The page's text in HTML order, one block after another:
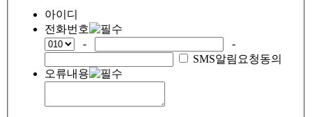
아이디
전화번호
-
-
SMS알림요청동의
오류내용